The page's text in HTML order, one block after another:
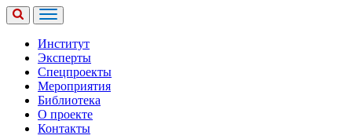
Институт
Эксперты
Спецпроекты
Мероприятия
Библиотека
О проекте
Контакты